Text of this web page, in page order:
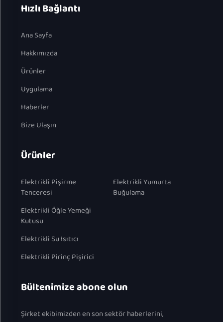
Hızlı Bağlantı
Ana Sayfa
Hakkımızda
Ürünler
Uygulama
Haberler
Bize Ulaşın
Ürünler
Elektrikli Pişirme
Tenceresi
Elektrikli Öğle Yemeği
Kutusu
Elektrikli Su Isıtıcı
Elektrikli Pirinç Pişirici
Elektrikli Yumurta
Buğulama
Bültenimize abone olun
Şirket ekibimizden en son sektör haberlerini,